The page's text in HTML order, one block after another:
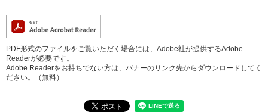
PDF形式のファイルをご覧いただく場合には、Adobe社が提供するAdobe
Readerが必要です。
Adobe Readerをお持ちでない方は、バナーのリンク先からダウンロードしてく
ださい。（無料）